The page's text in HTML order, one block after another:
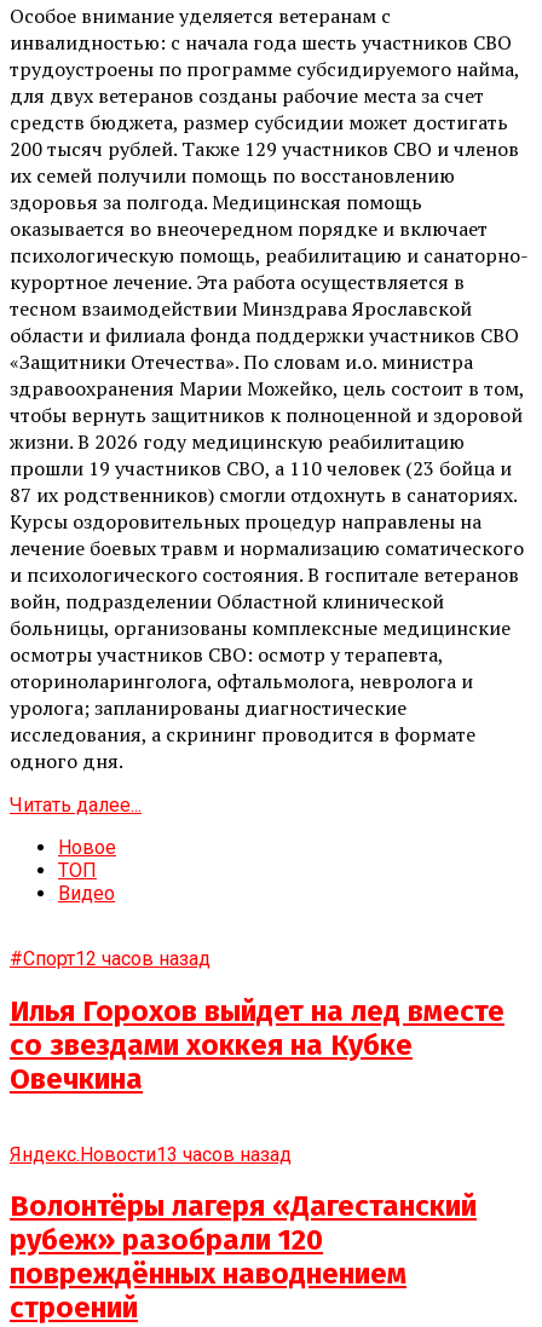
Особое внимание уделяется ветеранам с
инвалидностью: с начала года шесть участников СВО
трудоустроены по программе субсидируемого найма,
для двух ветеранов созданы рабочие места за счет
средств бюджета, размер субсидии может достигать
200 тысяч рублей. Также 129 участников СВО и членов
их семей получили помощь по восстановлению
здоровья за полгода. Медицинская помощь
оказывается во внеочередном порядке и включает
психологическую помощь, реабилитацию и санаторно-
курортное лечение. Эта работа осуществляется в
тесном взаимодействии Минздрава Ярославской
области и филиала фонда поддержки участников СВО
«Защитники Отечества». По словам и.о. министра
здравоохранения Марии Можейко, цель состоит в том,
чтобы вернуть защитников к полноценной и здоровой
жизни. В 2026 году медицинскую реабилитацию
прошли 19 участников СВО, а 110 человек (23 бойца и
87 их родственников) смогли отдохнуть в санаториях.
Курсы оздоровительных процедур направлены на
лечение боевых травм и нормализацию соматического
и психологического состояния. В госпитале ветеранов
войн, подразделении Областной клинической
больницы, организованы комплексные медицинские
осмотры участников СВО: осмотр у терапевта,
оториноларинголога, офтальмолога, невролога и
уролога; запланированы диагностические
исследования, а скрининг проводится в формате
одного дня.
Читать далее...
Новое
ТОП
Видео
#Спорт12 часов назад
Илья Горохов выйдет на лед вместе
со звездами хоккея на Кубке
Овечкина
Яндекс.Новости13 часов назад
Волонтёры лагеря «Дагестанский
рубеж» разобрали 120
повреждённых наводнением
строений